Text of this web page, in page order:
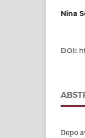
Nina
DOI:
Dopo